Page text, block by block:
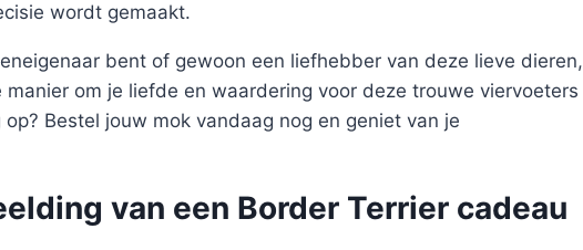
wordt gemaakt.
bent of gewoon een liefhebber van deze lieve dieren,
om je liefde en waardering voor deze trouwe viervoeters
Bestel jouw mok vandaag nog en geniet van je
van een Border Terrier cadeau